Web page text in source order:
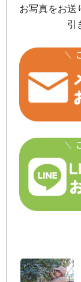
お写真をお送
引